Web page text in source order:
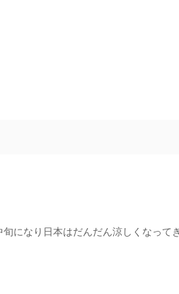
になり日本はだんだん涼しくなって